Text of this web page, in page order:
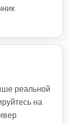
реальной
на